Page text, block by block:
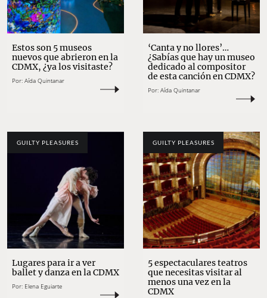
Estos son 5 museos
nuevos que abrieron en la
CDMX, ¿ya los visitaste?
Por: Aída Quintanar
‘Canta y no llores’…
¿Sabías que hay un museo
dedicado al compositor
de esta canción en CDMX?
Por: Aída Quintanar
GUILTY PLEASURES
Lugares para ir a ver
ballet y danza en la CDMX
Por: Elena Eguiarte
GUILTY PLEASURES
5 espectaculares teatros
que necesitas visitar al
menos una vez en la
CDMX